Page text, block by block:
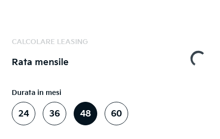
CALCOLARE LEASING
Rata mensile
Durata in mesi
24 36 48 60